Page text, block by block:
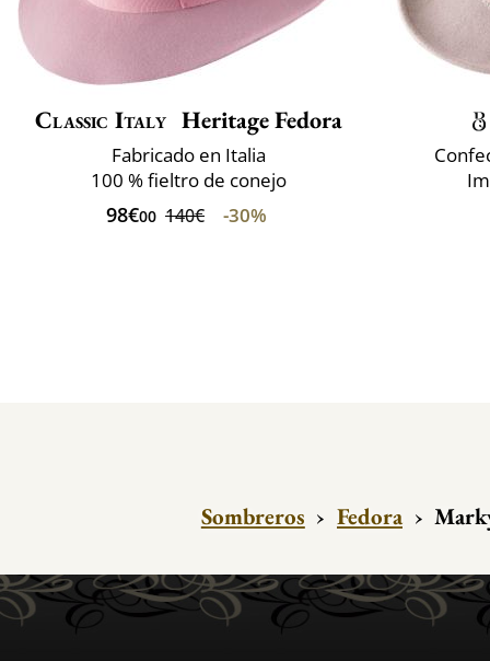
Classic Italy Heritage Fedora
Fabricado en Italia
100 % fieltro de conejo
98€00 140€ -30%
Sombreros › Fedora ›